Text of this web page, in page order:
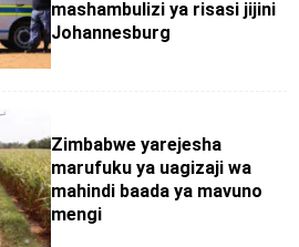
mashambulizi ya risasi jijini
Johannesburg
Zimbabwe yarejesha
marufuku ya uagizaji wa
mahindi baada ya mavuno
mengi